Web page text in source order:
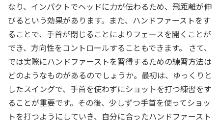
なり、インパクトでヘッドに力が伝わるため、飛距離が伸
びるという効果があります。また、ハンドファーストをす
ることで、手首が閉じることによりフェースを開くことが
でき、方向性をコントロールすることもできます。 さて、
では実際にハンドファーストを習得するための練習方法は
どのようなものがあるのでしょうか。最初は、ゆっくりと
したスイングで、手首を使わずにショットを打つ練習をす
ることが重要です。その後、少しずつ手首を使ってショッ
トを打つようにしていき、自分に合ったハンドファースト